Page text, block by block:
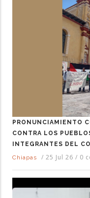
PRONUNCIAMIENTO
CONTRA LOS
INTEGRANTES DEL
Chiapas
/ 25 Jul 26 / 0